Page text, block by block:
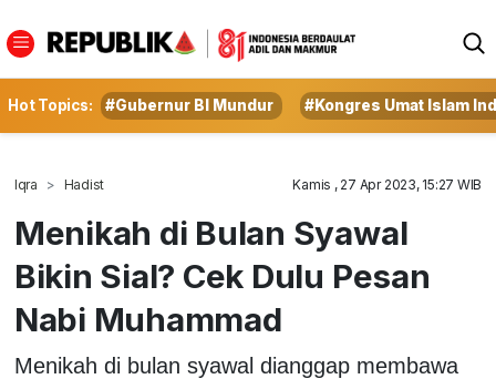
Hot Topics: #Gubernur BI Mundur #Kongres Umat Islam
Iqra Hadist Kamis , 27 Apr 2023, 15:27 WIB
Menikah di Bulan Syawal
Bikin Sial? Cek Dulu Pesan
Nabi Muhammad
Menikah di bulan syawal dianggap membawa